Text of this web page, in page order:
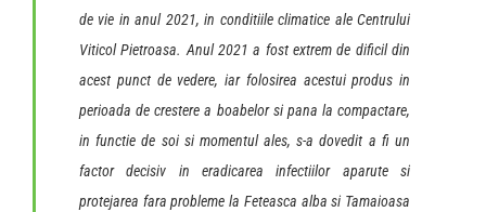
de vie in anul 2021, in conditiile climatice ale Centrului
Viticol Pietroasa. Anul 2021 a fost extrem de dificil din
acest punct de vedere, iar folosirea acestui produs in
perioada de crestere a boabelor si pana la compactare,
in functie de soi si momentul ales, s-a dovedit a fi un
factor decisiv in eradicarea infectiilor aparute si
protejarea fara probleme la Feteasca alba si Tamaioasa